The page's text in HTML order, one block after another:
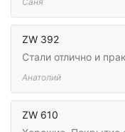
ZW 392
Стали отлично и
Анатолий
ZW 610